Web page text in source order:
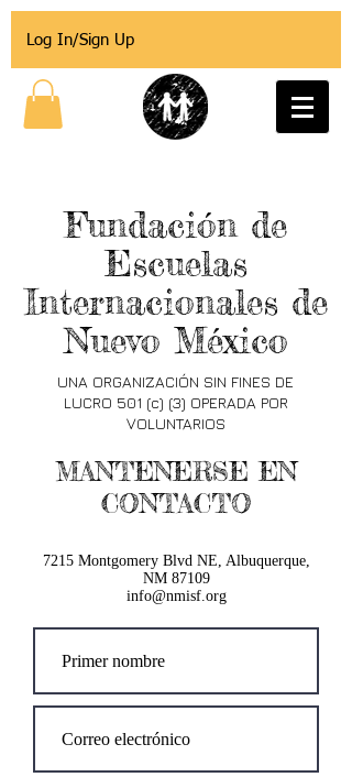
Log In/Sign Up
Fundación de
Escuelas
Internacionales de
Nuevo México
UNA ORGANIZACIÓN SIN FINES DE
LUCRO 501 (c) (3) OPERADA POR
VOLUNTARIOS
MANTENERSE EN
CONTACTO
7215 Montgomery Blvd NE, Albuquerque,
NM 87109
info@nmisf.org